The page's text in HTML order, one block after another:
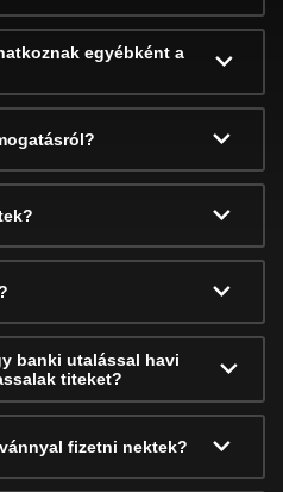
egyébként a
banki utalással havi
titeket?
fizetni nektek?